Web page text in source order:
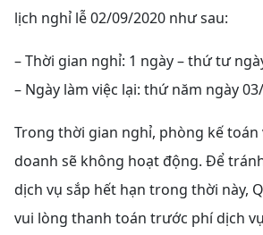
lịch nghỉ lễ 02/09/2020 như sau:
– Thời gian nghỉ: 1 ngày – thứ tư
– Ngày làm việc lại: thứ năm ngày
Trong thời gian nghỉ, phòng kế toán
doanh sẽ không hoạt động. Để
dịch vụ sắp hết hạn trong thời này,
vui lòng thanh toán trước phí dịch